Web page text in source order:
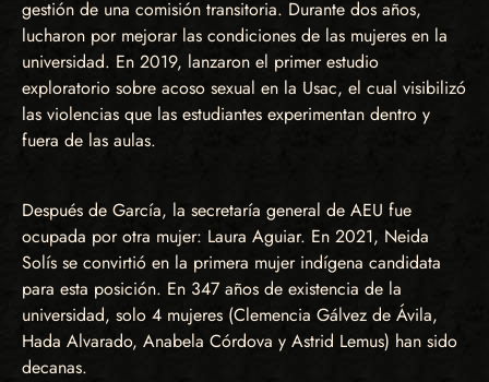
gestión de una comisión transitoria. Durante dos años,
lucharon por mejorar las condiciones de las mujeres en la
universidad. En 2019, lanzaron el primer estudio
exploratorio sobre acoso sexual en la Usac, el cual visibilizó
las violencias que las estudiantes experimentan dentro y
fuera de las aulas.
Después de García, la secretaría general de AEU fue
ocupada por otra mujer: Laura Aguiar. En 2021, Neida
Solís se convirtió en la primera mujer indígena candidata
para esta posición. En 347 años de existencia de la
universidad, solo 4 mujeres (Clemencia Gálvez de Ávila,
Hada Alvarado, Anabela Córdova y Astrid Lemus) han sido
decanas.